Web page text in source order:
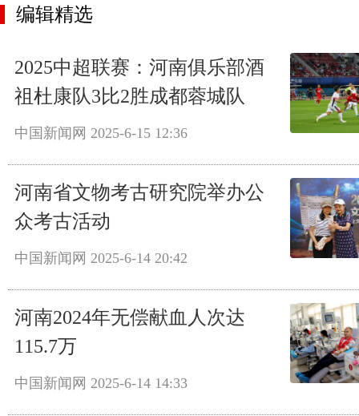
编辑精选
2025中超联赛：河南俱乐部酒
祖杜康队3比2胜成都蓉城队
中国新闻网 2025-6-15 12:36
河南省文物考古研究院举办公
众考古活动
中国新闻网 2025-6-14 20:42
河南2024年无偿献血人次达
115.7万
中国新闻网 2025-6-14 14:33